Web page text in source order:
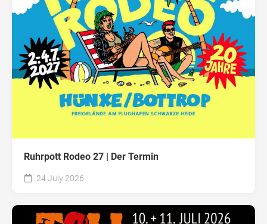
Ruhrpott Rodeo 27 | Der Termin
24 July 2026